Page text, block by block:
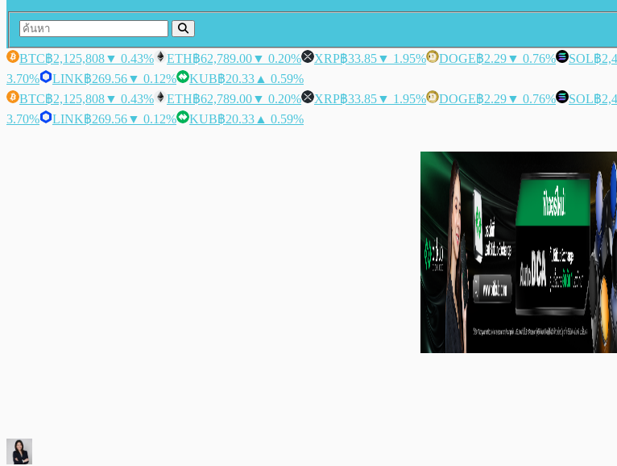
BTC฿2,125,808▼ 0.43% ETH฿62,789.00▼ 0.20% XRP฿33.85▼ 1.95% DOGE฿2.29▼ 0.76% SOL฿
3.70%
LINK฿269.56▼ 0.12% KUB฿20.33 ▲ 0.59%
BTC฿2,125,808▼ 0.43% ETH฿62,789.00▼ 0.20% XRP฿33.85▼ 1.95% DOGE฿2.29▼ 0.76% SOL฿
3.70%
LINK฿269.56▼ 0.12% KUB฿20.33 ▲ 0.59%